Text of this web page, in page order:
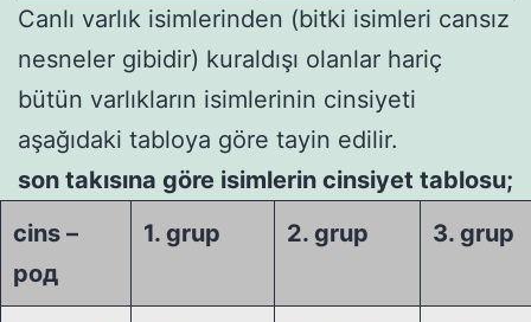
Canlı varlık isimlerinden (bitki isimleri cansız
nesneler gibidir) kuraldışı olanlar hariç
bütün varlıkların isimlerinin cinsiyeti
aşağıdaki tabloya göre tayin edilir.
son takısına göre isimlerin cinsiyet tablosu;
cins –
род
1. grup 2. grup 3. grup